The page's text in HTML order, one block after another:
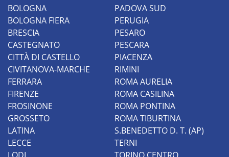
BOLOGNA
BOLOGNA FIERA
BRESCIA
CASTEGNATO
CITTÀ DI CASTELLO
CIVITANOVA-MARCHE
FERRARA
FIRENZE
FROSINONE
GROSSETO
LATINA
LECCE
PADOVA SUD
PERUGIA
PESARO
PESCARA
PIACENZA
RIMINI
ROMA AURELIA
ROMA CASILINA
ROMA PONTINA
ROMA TIBURTINA
S.BENEDETTO D. T. (AP)
TERNI